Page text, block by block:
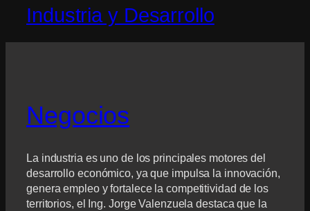
Industria y Desarrollo
Negocios
La industria es uno de los principales motores del
desarrollo económico, ya que impulsa la innovación,
genera empleo y fortalece la competitividad de los
territorios, el Ing. Jorge Valenzuela destaca que la